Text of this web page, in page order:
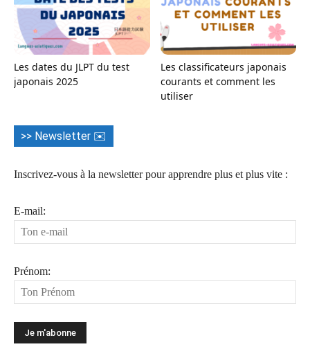
Les dates du JLPT du test
japonais 2025
Les classificateurs japonais
courants et comment les
utiliser
>> Newsletter ✉️
Inscrivez-vous à la newsletter pour apprendre plus et plus vite :
E-mail:
Prénom: